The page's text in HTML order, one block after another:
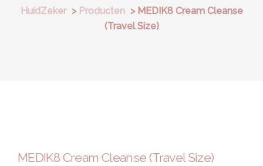
HuidZeker > Producten > MEDIK8 Cream Cleanse
(Travel Size)
MEDIK8 Cream Cleanse (Travel Size)